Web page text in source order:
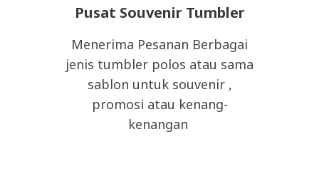
Pusat Souvenir Tumbler
Menerima Pesanan Berbagai
jenis tumbler polos atau sama
sablon untuk souvenir ,
promosi atau kenang-
kenangan